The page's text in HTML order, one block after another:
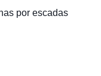
por escadas